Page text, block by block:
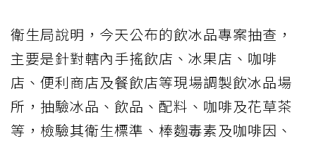
衛生局說明，今天公布的飲冰品專案抽查，
主要是針對轄內手搖飲店、冰果店、咖啡
店、便利商店及餐飲店等現場調製飲冰品場
所，抽驗冰品、飲品、配料、咖啡及花草茶
等，檢驗其衛生標準、棒麴毒素及咖啡因、